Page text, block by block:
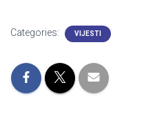
Categories: VIJESTI